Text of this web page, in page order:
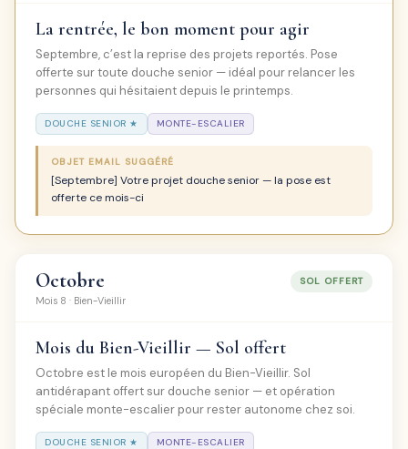
La rentrée, le bon moment pour agir
Septembre, c’est la reprise des projets reportés. Pose
offerte sur toute douche senior — idéal pour relancer les
personnes qui hésitaient depuis le printemps.
DOUCHE SENIOR ★ MONTE-ESCALIER
OBJET EMAIL SUGGÉRÉ
[Septembre] Votre projet douche senior — la pose est
offerte ce mois-ci
Octobre
Mois 8 · Bien-Vieillir
SOL OFFERT
Mois du Bien-Vieillir — Sol offert
Octobre est le mois européen du Bien-Vieillir. Sol
antidérapant offert sur douche senior — et opération
spéciale monte-escalier pour rester autonome chez soi.
DOUCHE SENIOR ★ MONTE-ESCALIER